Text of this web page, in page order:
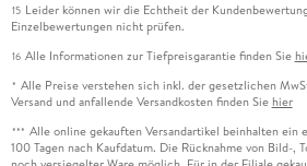
15 Leider können wir die Echtheit der
Einzelbewertungen nicht prüfen.
16 Alle Informationen zur Tiefpreisgarantie finden Sie
* Alle Preise verstehen sich inkl. der gesetzlichen
Versand und anfallende Versandkosten finden Sie hier
*** Alle online gekauften Versandartikel beinhalten ein
100 Tagen nach Kaufdatum. Die Rücknahme von Bild-,